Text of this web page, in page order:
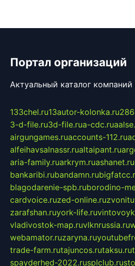
Портал организаций
Актуальный каталог
133chel.ru13autor-kolonka.ru
3-d-file.ru3d-file.rua-cdc.ru
airgungames.ruaccounts-112.ru
alfeihavsalnassr.rualtaipant.ru
aria-family.ruarkrym.ruashanet.ru
bankaribi.rubandamn.ru
blagodarenie-spb.ruborodino-
cardvoice.ruzed-online.ru
zarafshan.ruyork-life.ru
vladivostok-map.ruvlknrussia.ru
webamator.ruzaryna.ru
trade-farm.rutajuncos.rutaksu.ru
spayderhed-2022.rusplclub.ru